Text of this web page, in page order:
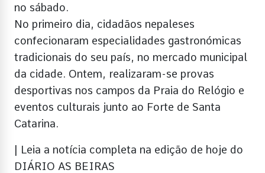
no sábado.
No primeiro dia, cidadãos nepaleses
confecionaram especialidades gastronómicas
tradicionais do seu país, no mercado municipal
da cidade. Ontem, realizaram-se provas
desportivas nos campos da Praia do Relógio e
eventos culturais junto ao Forte de Santa
Catarina.
| Leia a notícia completa na edição de hoje do
DIÁRIO AS BEIRAS